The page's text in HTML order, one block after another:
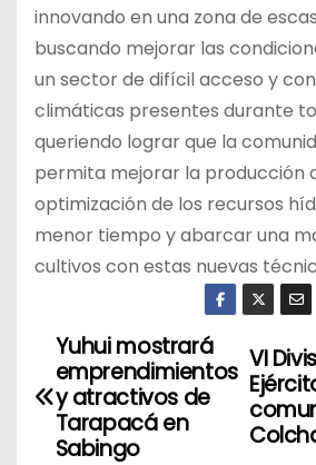
innovando en una zona de
buscando mejorar las
un sector de difícil acceso y
climáticas presentes durante
queriendo lograr que la
permita mejorar la producción
optimización de los recursos
menor tiempo y abarcar una
cultivos con estas nuevas
N
a
VI
Yuhui mostrará
emprendimientos
y atractivos de
Tarapacá en
Sabingo